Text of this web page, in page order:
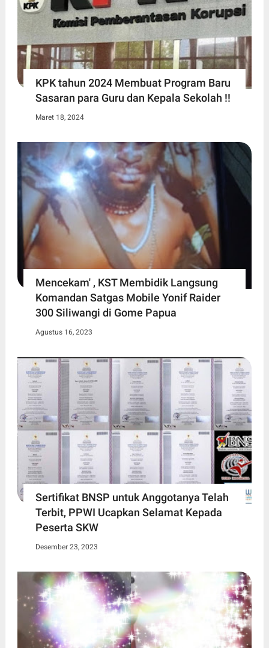
KPK tahun 2024 Membuat Program Baru
Sasaran para Guru dan Kepala Sekolah !!
Maret 18, 2024
Mencekam' , KST Membidik Langsung
Komandan Satgas Mobile Yonif Raider
300 Siliwangi di Gome Papua
Agustus 16, 2023
Sertifikat BNSP untuk Anggotanya Telah
Terbit, PPWI Ucapkan Selamat Kepada
Peserta SKW
Desember 23, 2023